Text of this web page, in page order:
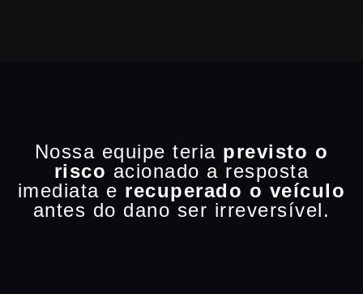
Nossa equipe teria previsto o
risco acionado a resposta
imediata e recuperado o veículo
antes do dano ser irreversível.